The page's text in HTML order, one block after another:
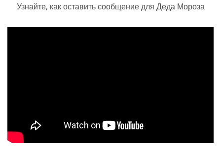
Узнайте, как оставить сообщение для Деда Мороза